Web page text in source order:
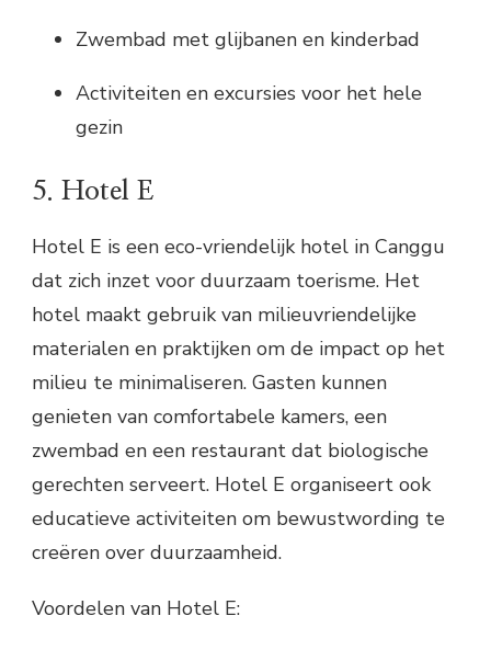
Zwembad met glijbanen en kinderbad
Activiteiten en excursies voor het hele
gezin
5. Hotel E
Hotel E is een eco-vriendelijk hotel in Canggu
dat zich inzet voor duurzaam toerisme. Het
hotel maakt gebruik van milieuvriendelijke
materialen en praktijken om de impact op het
milieu te minimaliseren. Gasten kunnen
genieten van comfortabele kamers, een
zwembad en een restaurant dat biologische
gerechten serveert. Hotel E organiseert ook
educatieve activiteiten om bewustwording te
creëren over duurzaamheid.
Voordelen van Hotel E: